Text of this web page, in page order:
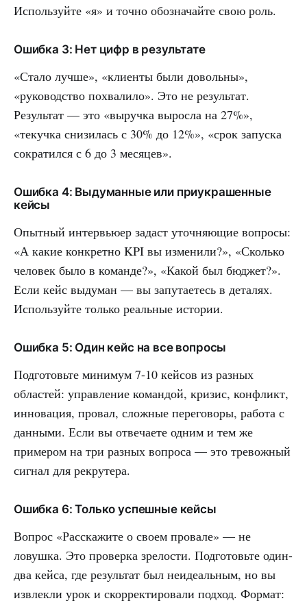
Используйте «я» и точно обозначайте свою роль.
Ошибка 3: Нет цифр в результате
«Стало лучше», «клиенты были довольны»,
«руководство похвалило». Это не результат.
Результат — это «выручка выросла на 27%»,
«текучка снизилась с 30% до 12%», «срок запуска
сократился с 6 до 3 месяцев».
Ошибка 4: Выдуманные или приукрашенные
кейсы
Опытный интервьюер задаст уточняющие вопросы:
«А какие конкретно KPI вы изменили?», «Сколько
человек было в команде?», «Какой был бюджет?».
Если кейс выдуман — вы запутаетесь в деталях.
Используйте только реальные истории.
Ошибка 5: Один кейс на все вопросы
Подготовьте минимум 7-10 кейсов из разных
областей: управление командой, кризис, конфликт,
инновация, провал, сложные переговоры, работа с
данными. Если вы отвечаете одним и тем же
примером на три разных вопроса — это тревожный
сигнал для рекрутера.
Ошибка 6: Только успешные кейсы
Вопрос «Расскажите о своем провале» — не
ловушка. Это проверка зрелости. Подготовьте один-
два кейса, где результат был неидеальным, но вы
извлекли урок и скорректировали подход. Формат: